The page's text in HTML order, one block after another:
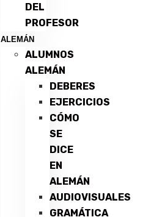
DEL
PROFESOR
ALEMÁN
ALUMNOS
ALEMÁN
DEBERES
EJERCICIOS
CÓMO
SE
DICE
EN
ALEMÁN
AUDIOVISUALES
GRAMÁTICA